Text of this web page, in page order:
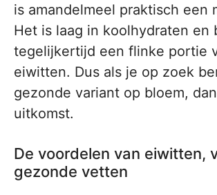
is amandelmeel praktisch een
Het is laag in koolhydraten en
tegelijkertijd een flinke portie
eiwitten. Dus als je op zoek
gezonde variant op bloem,
uitkomst.
De voordelen van eiwitten,
gezonde vetten